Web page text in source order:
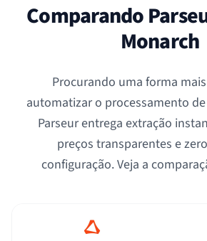
Comparando
Monarch
Procurando uma forma
automatizar o processamento
Parseur entrega extração
preços transparentes e
configuração. Veja a